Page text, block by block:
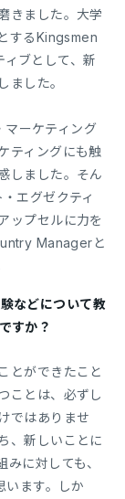
きました。大学
するKingsmen
ブとして、新
ました。
ーケティング
ティングにも触
しました。そん
エグゼクティ
ップセルに力を
Managerと
などについて教
すか？
とができたこと
ことは、必ずし
ではありませ
、新しいことに
に対しても、
います。しか